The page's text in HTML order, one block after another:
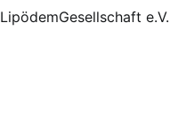
LipödemGesellschaft e.V.